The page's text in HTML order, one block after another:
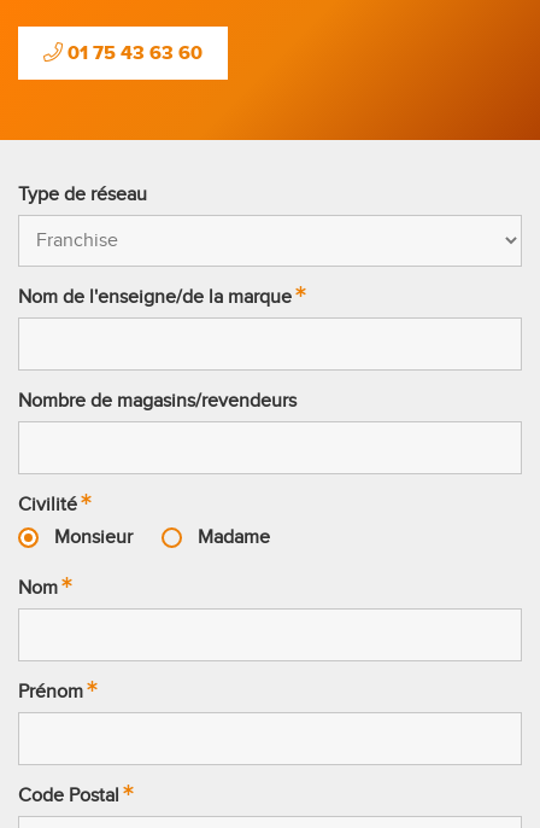
01 75 43 63 60
Type de réseau
Nom de l'enseigne/de la marque
Nombre de magasins/revendeurs
Civilité
Monsieur
Madame
Nom
Prénom
Code Postal